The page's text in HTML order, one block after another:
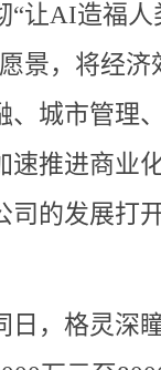
“让AI造福人
景，将经济
、城市管理
速推进商业
司的发展打
日，格灵深